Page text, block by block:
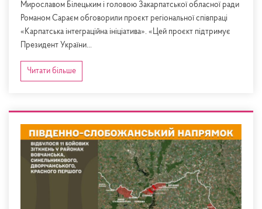
Мирославом Білецьким і головою Закарпатської обласної ради
Романом Сараєм обговорили проєкт регіональної співпраці
«Карпатська інтеграційна ініціатива». «Цей проєкт підтримує
Президент України...
Читати більше